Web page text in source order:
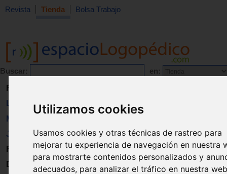
Utilizamos cookies
Usamos cookies y otras técnicas de rastreo para
mejorar tu experiencia de navegación en nuestra
para mostrarte contenidos personalizados y
adecuados, para analizar el tráfico en nuestra
Revista Tienda Bolsa Trabajo
Buscar: en:
Revista
Libros
Material
Juguetes
Formación
Directorio